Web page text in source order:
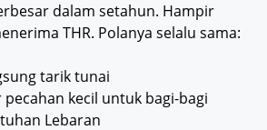
dalam setahun. Hampir
THR. Polanya selalu sama:
tarik tunai
kecil untuk bagi-bagi
Lebaran